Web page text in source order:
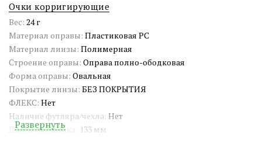
Очки корригирующие
Вес: 24 г
Материал оправы: Пластиковая PC
Материал линзы: Полимерная
Строение оправы: Оправа полно-ободковая
Форма оправы: Овальная
Покрытие линзы: БЕЗ ПОКРЫТИЯ
ФЛЕКС: Нет
Наличие футляра/чехла: Нет
Длина заушника:
133 мм
Развернуть